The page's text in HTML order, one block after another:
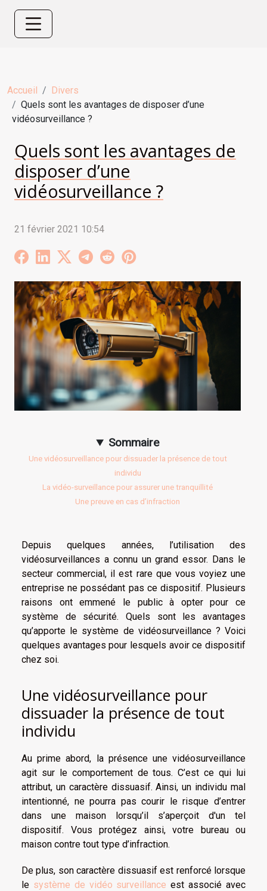
Accueil
Divers
Quels sont les avantages de disposer d’une
vidéosurveillance ?
Quels sont les avantages de
disposer d’une
vidéosurveillance ?
21 février 2021 10:54
Sommaire
Une vidéosurveillance pour dissuader la présence de tout
individu
La vidéo-surveillance pour assurer une tranquillité
Une preuve en cas d’infraction
Depuis quelques années, l’utilisation des
vidéosurveillances a connu un grand essor. Dans le
secteur commercial, il est rare que vous voyiez une
entreprise ne possédant pas ce dispositif. Plusieurs
raisons ont emmené le public à opter pour ce
système de sécurité. Quels sont les avantages
qu’apporte le système de vidéosurveillance ? Voici
quelques avantages pour lesquels avoir ce dispositif
chez soi.
Une vidéosurveillance pour
dissuader la présence de tout
individu
Au prime abord, la présence une vidéosurveillance
agit sur le comportement de tous. C’est ce qui lui
attribut, un caractère dissuasif. Ainsi, un individu mal
intentionné, ne pourra pas courir le risque d’entrer
dans une maison lorsqu’il s’aperçoit d'un tel
dispositif. Vous protégez ainsi, votre bureau ou
maison contre tout type d’infraction.
De plus, son caractère dissuasif est renforcé lorsque
le système de vidéo surveillance est associé avec